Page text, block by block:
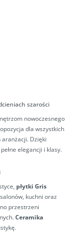
szarości
nowoczesnego
dla wszystkich
Dzięki
elegancji i klasy.
płytki Gris
kuchni oraz
przestrzeni
Ceramika